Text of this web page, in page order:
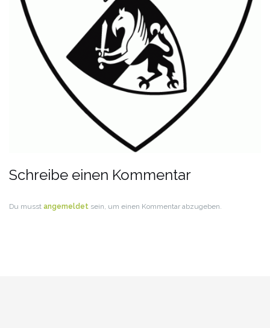
Schreibe einen Kommentar
Du musst angemeldet sein, um einen Kommentar abzugeben.